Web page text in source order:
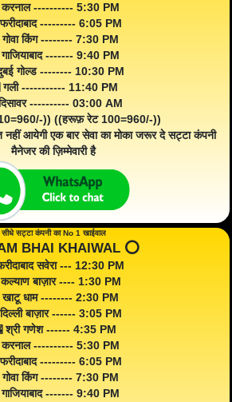
करनाल ---------- 5:30 PM
--------- 6:05 PM
गोवा किंग -------- 7:30 PM
------- 9:40 PM
गोल्ड -------- 10:30 PM
गली ----------- 11:40 PM
---------- 03:00 AM
)) ((हरूफ़ रेट 100=960/-))
आयेगी एक बार सेवा का मोका जरूर दे सट्टा कंपनी
मैनेजर की ज़िम्मेवारी है
सीधे सट्टा कंपनी का No 1 खाईवाल
BHAI KHAIWAL ⭕️
सवेरा --- 12:30 PM
बाज़ार ---- 1:30 PM
खाटू धाम -------- 2:30 PM
बाज़ार ------ 3:05 PM
श्री गणेश ------ 4:35 PM
करनाल ---------- 5:30 PM
--------- 6:05 PM
गोवा किंग -------- 7:30 PM
------- 9:40 PM